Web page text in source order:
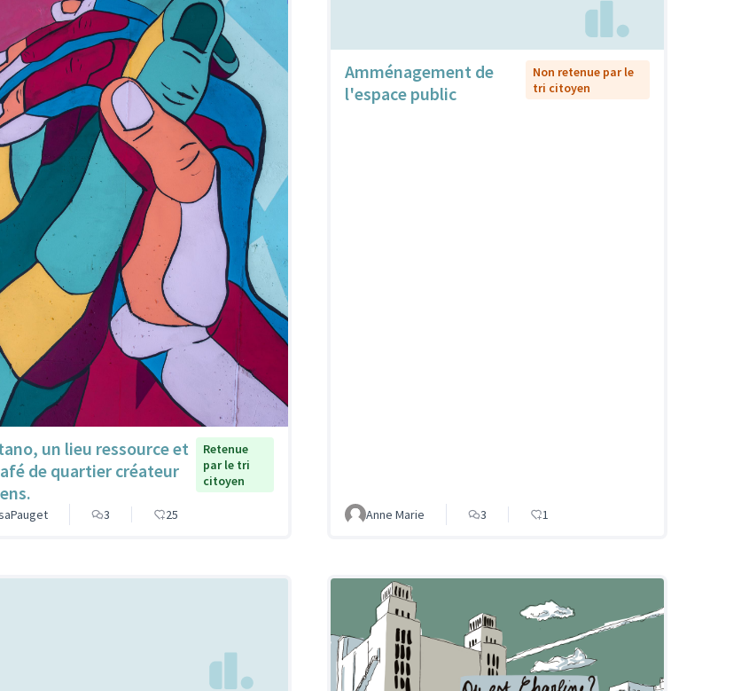
un lieu ressource et
de quartier créateur
Retenue
par le tri
citoyen
3 25
Amménagement de
l'espace public
Non retenue par le
tri citoyen
Anne Marie 3 1